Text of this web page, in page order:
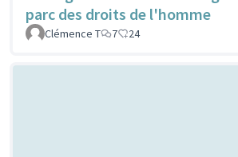
parc des droits de l'homme
Clémence T
7 24